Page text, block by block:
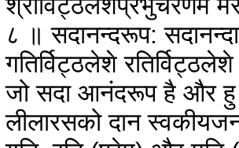
८ ॥ सदानन्दरूप:
गतिर्विट्ठलेशे
जो सदा आनंदरूप है और
लीलारसको दान